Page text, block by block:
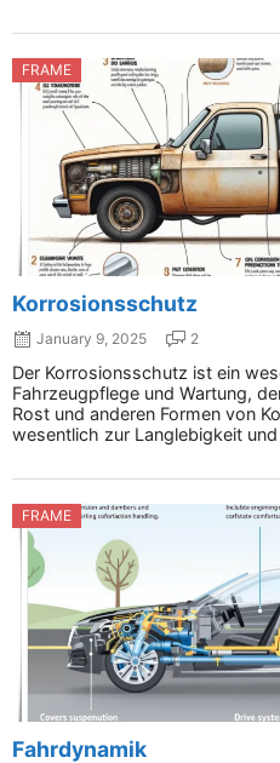
FRAME
Korrosionsschutz
January 9, 2025 2
Der Korrosionsschutz ist ein
Fahrzeugpflege und Wartung,
Rost und anderen Formen von
wesentlich zur Langlebigkeit
FRAME
Fahrdynamik